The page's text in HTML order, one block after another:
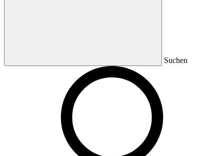
Suchen